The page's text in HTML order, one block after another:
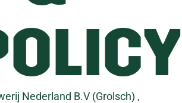
Nederland B.V (Grolsch) ,